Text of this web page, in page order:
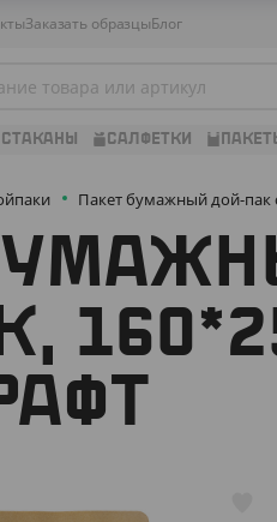
Заказать образцыБлог
САЛФЕТКИ
Пакет бумажный дой-пак